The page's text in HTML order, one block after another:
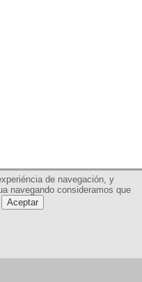
de navegación, y
navegando consideramos que
Aceptar